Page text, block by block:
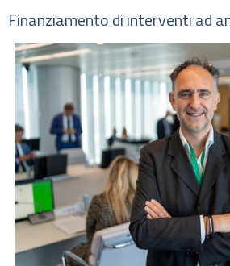
Finanziamento di interventi ad